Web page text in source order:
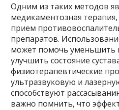
Одним из таких методов
медикаментозная
прием
препаратов.
может помочь уменьшить
улучшить состояние
физиотерапевтические
ультразвуковую и
способствуют
важно помнить, что